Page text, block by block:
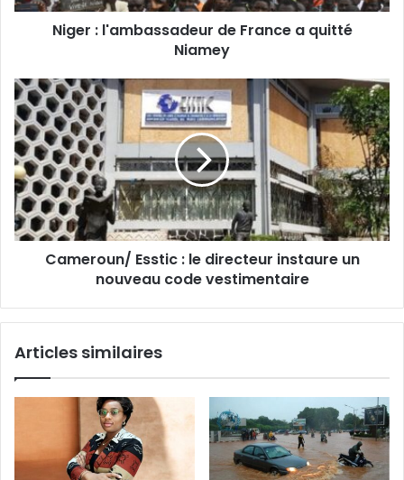
s
m
a
i
l
Niger : l'ambassadeur de France a quitté
Niamey
Cameroun/ Esstic : le directeur instaure un
nouveau code vestimentaire
Articles similaires